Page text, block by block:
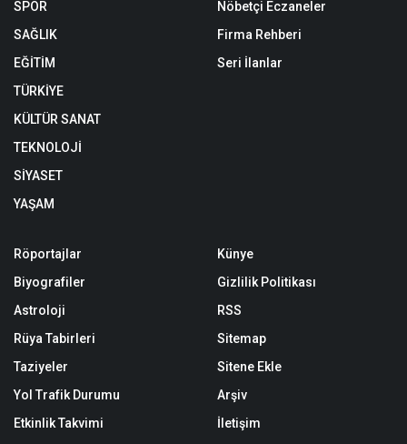
SPOR
SAĞLIK
EĞİTİM
TÜRKİYE
KÜLTÜR SANAT
TEKNOLOJİ
SİYASET
YAŞAM
Nöbetçi Eczaneler
Firma Rehberi
Seri İlanlar
Röportajlar
Biyografiler
Astroloji
Rüya Tabirleri
Taziyeler
Yol Trafik Durumu
Etkinlik Takvimi
Künye
Gizlilik Politikası
RSS
Sitemap
Sitene Ekle
Arşiv
İletişim